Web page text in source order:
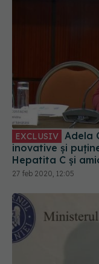
EXCLUSIV
inovative și
Hepatita C și
27 feb 2020, 12:05